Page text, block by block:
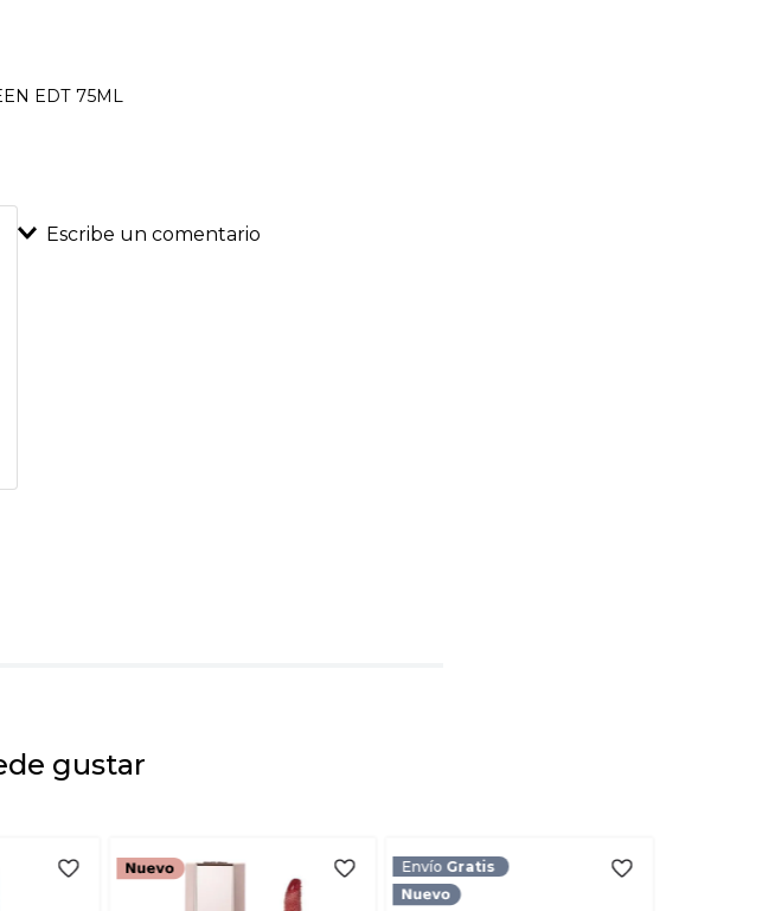
EDT 75ML
Escribe un comentario
gustar
Envío Gratis